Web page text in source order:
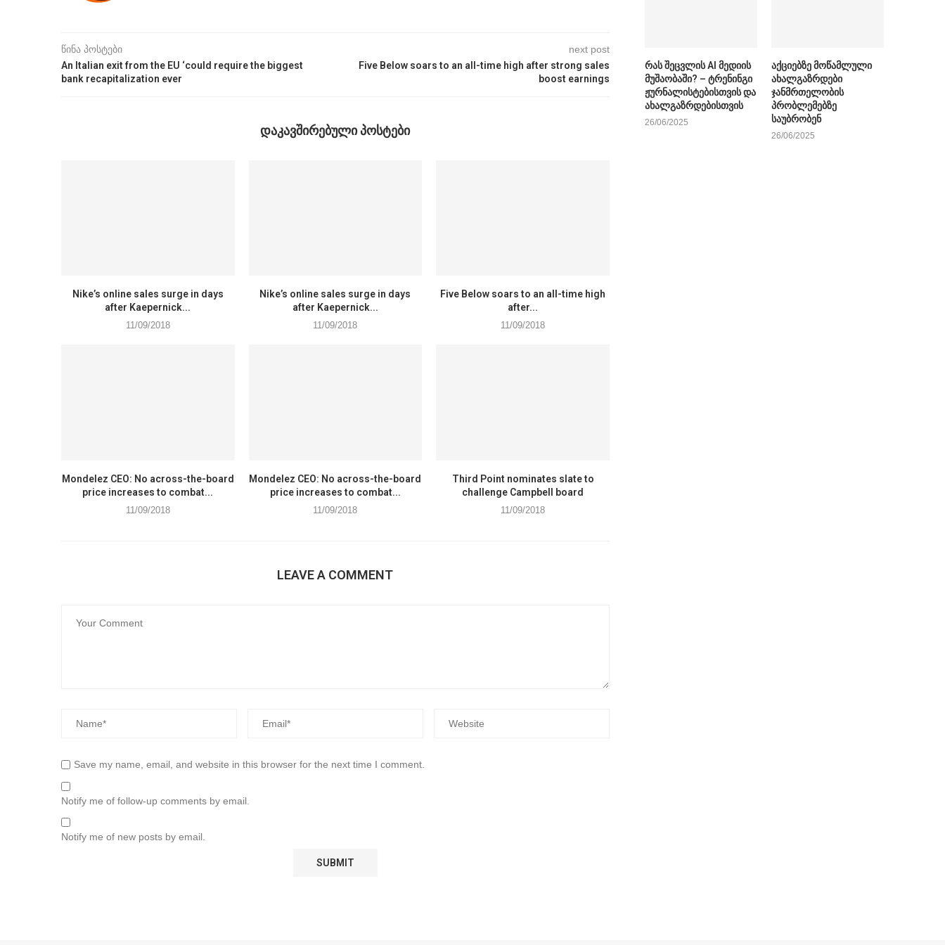
წინა პოსტები
An Italian exit from the EU ‘could require the biggest
bank recapitalization ever
next post
Five Below soars to an all-time high after strong sales
boost earnings
ᲓᲐᲙᲐᲕᲨᲘᲠᲔᲑᲣᲚᲘ ᲞᲝᲡᲢᲔᲑᲘ
Nike’s online sales surge in days
after Kaepernick...
11/09/2018
Nike’s online sales surge in days
after Kaepernick...
11/09/2018
Five Below soars to an all-time high
after...
11/09/2018
Mondelez CEO: No across-the-board
price increases to combat...
11/09/2018
Mondelez CEO: No across-the-board
price increases to combat...
11/09/2018
Third Point nominates slate to
challenge Campbell board
11/09/2018
LEAVE A COMMENT
Save my name, email, and website in this browser for the next time I comment.
Notify me of follow-up comments by email.
Notify me of new posts by email.
რას შეცვლის AI მედიის
მუშაობაში? – ტრენინგი
ჟურნალისტებისთვის და
ახალგაზრდებისთვის
26/06/2025
აქციებზე მოწამლული
ახალგაზრდები
ჯანმრთელობის
პრობლემებზე
საუბრობენ
26/06/2025